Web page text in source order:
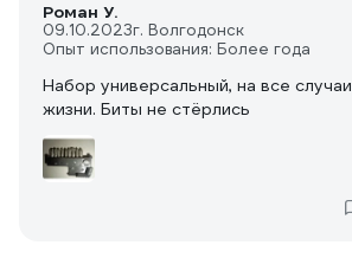
Роман У.
09.10.2023г. Волгодонск
Опыт использования: Более года
Набор универсальный, на все случаи
жизни. Биты не стёрлись